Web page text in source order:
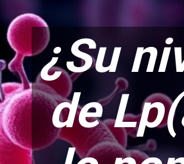
¿Su
de